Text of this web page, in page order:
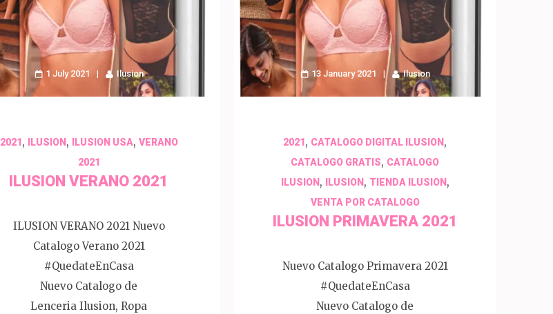
1 July 2021 Ilusion
2021, ILUSION, ILUSION USA, VERANO
2021
ILUSION VERANO 2021
ILUSION VERANO 2021 Nuevo
Catalogo Verano 2021
#QuedateEnCasa
Nuevo Catalogo de
Lenceria Ilusion, Ropa
13 January 2021 Ilusion
2021, CATALOGO DIGITAL ILUSION ,
CATALOGO GRATIS, CATALOGO
ILUSION, ILUSION, TIENDA ILUSION,
VENTA POR CATALOGO
ILUSION PRIMAVERA 2021
Nuevo Catalogo Primavera 2021
#QuedateEnCasa
Nuevo Catalogo de